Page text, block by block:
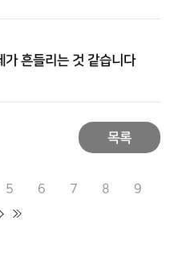
가 흔들리는 것 같습니다
목록
5 6 7 8
9